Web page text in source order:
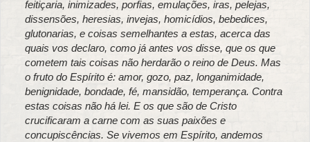
feitiçaria, inimizades, porfias, emulações, iras, pelejas,
dissensões, heresias, invejas, homicídios, bebedices,
glutonarias, e coisas semelhantes a estas, acerca das
quais vos declaro, como já antes vos disse, que os que
cometem tais coisas não herdarão o reino de Deus. Mas
o fruto do Espírito é: amor, gozo, paz, longanimidade,
benignidade, bondade, fé, mansidão, temperança. Contra
estas coisas não há lei. E os que são de Cristo
crucificaram a carne com as suas paixões e
concupiscências. Se vivemos em Espírito, andemos